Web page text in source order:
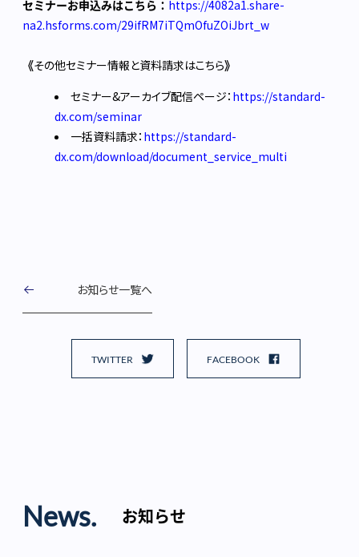
セミナーお申込みはこちら： https://4082a1.share-
na2.hsforms.com/29ifRM7iTQmOfuZOiJbrt_w
《その他セミナー情報と資料請求はこちら》
セミナー&アーカイブ配信ページ： https://standard-
dx.com/seminar
一括資料請求： https://standard-
dx.com/download/document_service_multi
お知らせ一覧へ
TWITTER FACEBOOK
News. お知らせ